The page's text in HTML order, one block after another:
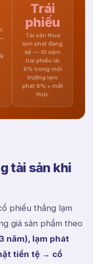
Trái
phiếu
Tài sản thua
lạm phát đáng
kể — 10 năm
trái phiếu lãi
6% trong môi
trường lạm
phát 8% = mất
thực
tài sản khi
phiếu thắng lạm
giá sản phẩm theo
năm), lạm phát
tiền tệ → cổ